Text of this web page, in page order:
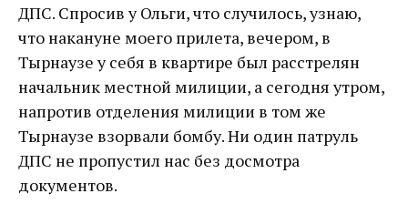
ДПС. Спросив у Ольги, что случилось, узнаю,
что накануне моего прилета, вечером, в
Тырнаузе у себя в квартире был расстрелян
начальник местной милиции, а сегодня утром,
напротив отделения милиции в том же
Тырнаузе взорвали бомбу. Ни один патруль
ДПС не пропустил нас без досмотра
документов.